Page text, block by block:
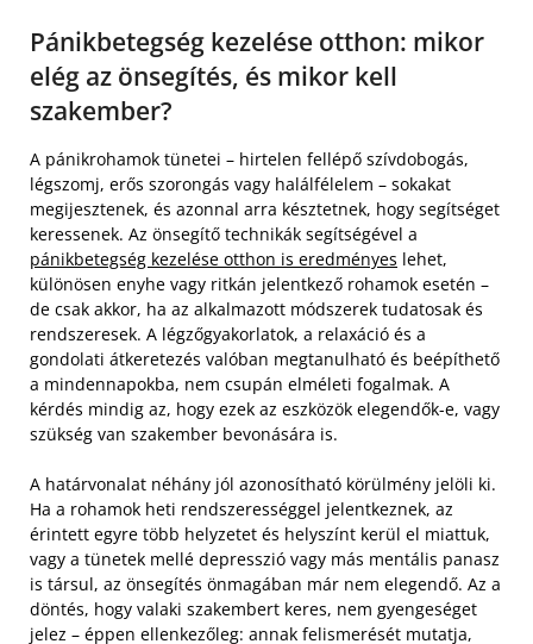
Pánikbetegség kezelése otthon: mikor
elég az önsegítés, és mikor kell
szakember?
A pánikrohamok tünetei – hirtelen fellépő szívdobogás,
légszomj, erős szorongás vagy halálfélelem – sokakat
megijesztenek, és azonnal arra késztetnek, hogy segítséget
keressenek. Az önsegítő technikák segítségével a
pánikbetegség kezelése otthon is eredményes lehet,
különösen enyhe vagy ritkán jelentkező rohamok esetén –
de csak akkor, ha az alkalmazott módszerek tudatosak és
rendszeresek. A légzőgyakorlatok, a relaxáció és a
gondolati átkeretezés valóban megtanulható és beépíthető
a mindennapokba, nem csupán elméleti fogalmak. A
kérdés mindig az, hogy ezek az eszközök elegendők-e, vagy
szükség van szakember bevonására is.
A határvonalat néhány jól azonosítható körülmény jelöli ki.
Ha a rohamok heti rendszerességgel jelentkeznek, az
érintett egyre több helyzetet és helyszínt kerül el miattuk,
vagy a tünetek mellé depresszió vagy más mentális panasz
is társul, az önsegítés önmagában már nem elegendő. Az a
döntés, hogy valaki szakembert keres, nem gyengeséget
jelez – éppen ellenkezőleg: annak felismerését mutatja,